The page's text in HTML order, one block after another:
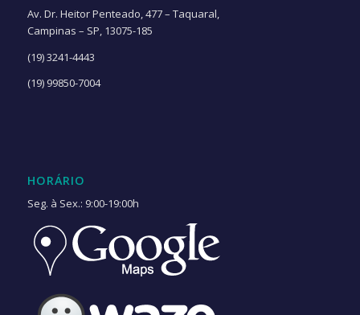
Av. Dr. Heitor Penteado, 477 – Taquaral,
Campinas – SP, 13075-185
(19) 3241-4443
(19) 99850-7004
HORÁRIO
Seg. à Sex.: 9:00-19:00h